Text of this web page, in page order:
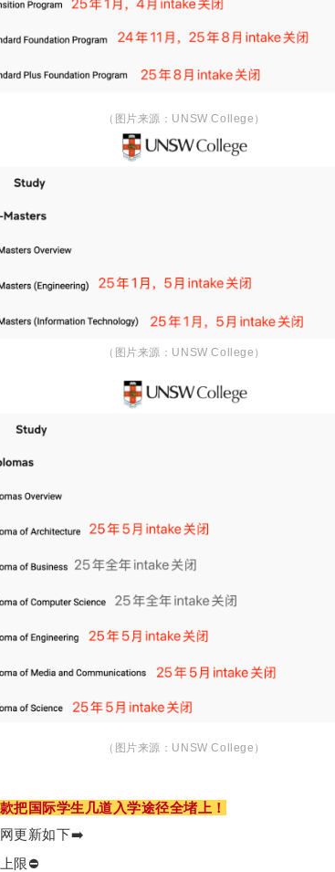
（图片来源：UNSW College）
（图片来源：UNSW College）
（图片来源：UNSW College）
把国际学生几道入学途径全堵上！
更新如下➡️
限⛔️